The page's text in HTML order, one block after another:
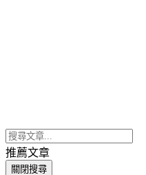
推薦文章
關閉搜尋